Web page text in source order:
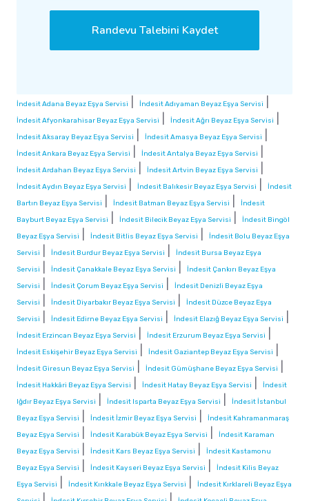
Randevu Talebini Kaydet
İndesit Adana Beyaz Eşya Servisi İndesit Adıyaman Beyaz Eşya Servisi
İndesit Afyonkarahisar Beyaz Eşya Servisi İndesit Ağrı Beyaz Eşya Servisi
İndesit Aksaray Beyaz Eşya Servisi İndesit Amasya Beyaz Eşya Servisi
İndesit Ankara Beyaz Eşya Servisi İndesit Antalya Beyaz Eşya Servisi
İndesit Ardahan Beyaz Eşya Servisi İndesit Artvin Beyaz Eşya Servisi
İndesit Aydın Beyaz Eşya Servisi İndesit Balıkesir Beyaz Eşya Servisi
İndesit
Bartın Beyaz Eşya Servisi
İndesit Batman Beyaz Eşya Servisi
İndesit
Bayburt Beyaz Eşya Servisi
İndesit Bilecik Beyaz Eşya Servisi
İndesit Bingöl
Beyaz Eşya Servisi
İndesit Bitlis Beyaz Eşya Servisi
İndesit Bolu Beyaz Eşya
Servisi
İndesit Burdur Beyaz Eşya Servisi
İndesit Bursa Beyaz Eşya
Servisi
İndesit Çanakkale Beyaz Eşya Servisi
İndesit Çankırı Beyaz Eşya
Servisi
İndesit Çorum Beyaz Eşya Servisi
İndesit Denizli Beyaz Eşya
Servisi
İndesit Diyarbakır Beyaz Eşya Servisi
İndesit Düzce Beyaz Eşya
Servisi
İndesit Edirne Beyaz Eşya Servisi İndesit Elazığ Beyaz Eşya Servisi
İndesit Erzincan Beyaz Eşya Servisi İndesit Erzurum Beyaz Eşya Servisi
İndesit Eskişehir Beyaz Eşya Servisi İndesit Gaziantep Beyaz Eşya Servisi
İndesit Giresun Beyaz Eşya Servisi İndesit Gümüşhane Beyaz Eşya Servisi
İndesit Hakkâri Beyaz Eşya Servisi İndesit Hatay Beyaz Eşya Servisi
İndesit
Iğdır Beyaz Eşya Servisi
İndesit Isparta Beyaz Eşya Servisi
İndesit İstanbul
Beyaz Eşya Servisi
İndesit İzmir Beyaz Eşya Servisi
İndesit Kahramanmaraş
Beyaz Eşya Servisi
İndesit Karabük Beyaz Eşya Servisi
İndesit Karaman
Beyaz Eşya Servisi
İndesit Kars Beyaz Eşya Servisi
İndesit Kastamonu
Beyaz Eşya Servisi
İndesit Kayseri Beyaz Eşya Servisi
İndesit Kilis Beyaz
Eşya Servisi
İndesit Kırıkkale Beyaz Eşya Servisi
İndesit Kırklareli Beyaz Eşya